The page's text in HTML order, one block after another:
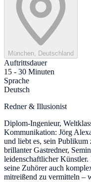
München, Deutschland
Auftrittsdauer
15 - 30 Minuten
Sprache
Deutsch
Redner & Illusionist
Diplom-Ingenieur,
Kommunikation: Jörg
und liebt es, sein Publikum
brillanter Gastredner,
leidenschaftlicher
seine Zuhörer auch
mitreißend zu vermitteln –